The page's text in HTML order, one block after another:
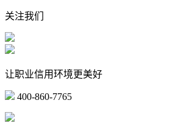
关注我们
让职业信用环境更美好
400-860-7765